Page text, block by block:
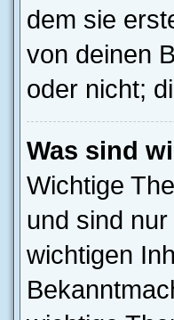
dem sie
von deinen
oder nicht;
Was sind
Wichtige
und sind
wichtigen